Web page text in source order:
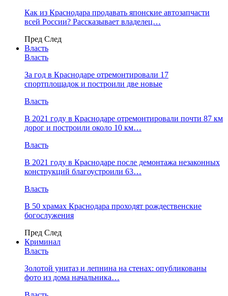
Как из Краснодара продавать японские автозапчасти
всей России? Рассказывает владелец…
Пред След
Власть
Власть
За год в Краснодаре отремонтировали 17
спортплощадок и построили две новые
Власть
В 2021 году в Краснодаре отремонтировали почти 87 км
дорог и построили около 10 км…
Власть
В 2021 году в Краснодаре после демонтажа незаконных
конструкций благоустроили 63…
Власть
В 50 храмах Краснодара проходят рождественские
богослужения
Пред След
Криминал
Власть
​Золотой унитаз и лепнина на стенах: опубликованы
фото из дома начальника…